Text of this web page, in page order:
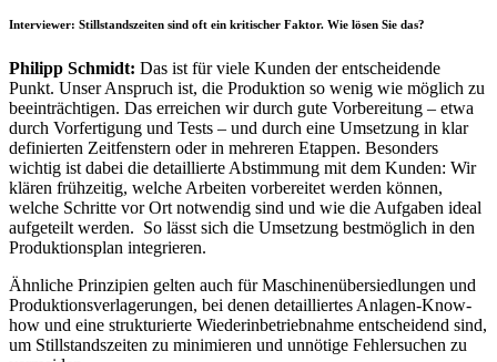
Interviewer: Stillstandszeiten sind oft ein kritischer Faktor. Wie lösen Sie das?
Philipp Schmidt: Das ist für viele Kunden der entscheidende
Punkt. Unser Anspruch ist, die Produktion so wenig wie möglich zu
beeinträchtigen. Das erreichen wir durch gute Vorbereitung – etwa
durch Vorfertigung und Tests – und durch eine Umsetzung in klar
definierten Zeitfenstern oder in mehreren Etappen. Besonders
wichtig ist dabei die detaillierte Abstimmung mit dem Kunden: Wir
klären frühzeitig, welche Arbeiten vorbereitet werden können,
welche Schritte vor Ort notwendig sind und wie die Aufgaben ideal
aufgeteilt werden. So lässt sich die Umsetzung bestmöglich in den
Produktionsplan integrieren.
Ähnliche Prinzipien gelten auch für Maschinenübersiedlungen und
Produktionsverlagerungen, bei denen detailliertes Anlagen-Know-
how und eine strukturierte Wiederinbetriebnahme entscheidend sind,
um Stillstandszeiten zu minimieren und unnötige Fehlersuchen zu